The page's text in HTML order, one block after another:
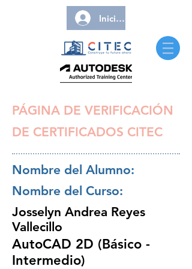
Iniciar sesión
PÁGINA DE VERIFICACIÓN
DE CERTIFICADOS CITEC
Nombre del Alumno:
Nombre del Curso:
Josselyn Andrea Reyes
Vallecillo
AutoCAD 2D (Básico -
Intermedio)